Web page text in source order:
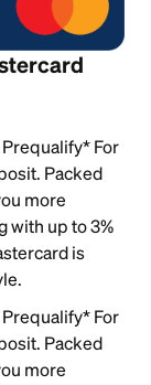
For
Packed
more
up to 3%
is
For
Packed
more